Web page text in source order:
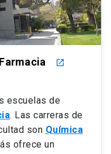
launch
escuelas de
. Las carreras de
son Química
ofrece un